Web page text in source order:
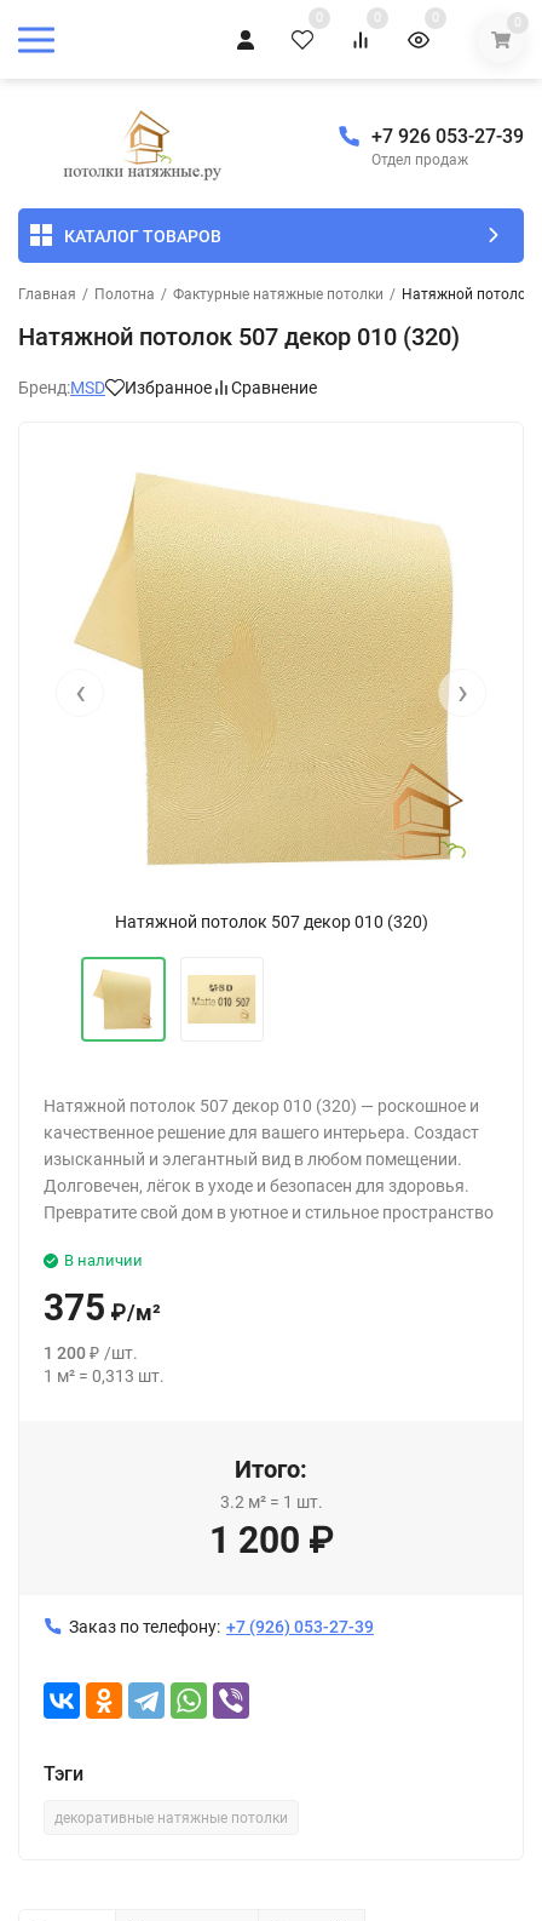
0 0 0 0
+7 926 053-27-39
Отдел продаж
КАТАЛОГ ТОВАРОВ
Главная / Полотна / Фактурные натяжные потолки / Натяжной потолок
Натяжной потолок 507 декор 010 (320)
Бренд:MSD Избранное Сравнение
Натяжной потолок 507 декор 010 (320)
‹ ›
Натяжной потолок 507 декор 010 (320) — роскошное и
качественное решение для вашего интерьера. Создаст
изысканный и элегантный вид в любом помещении.
Долговечен, лёгок в уходе и безопасен для здоровья.
Превратите свой дом в уютное и стильное пространство
В наличии
375 ₽/м²
1 200₽ /шт.
1 м² = 0,313 шт.
Итого:
3.2 м²= 1 шт.
1 200 ₽
Заказ по телефону: +7 (926) 053-27-39
Тэги
декоративные натяжные потолки